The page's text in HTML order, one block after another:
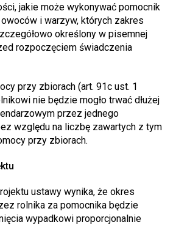
jakie może wykonywać pomocnik
i warzyw, których zakres
określony w pisemnej
rozpoczęciem świadczenia
przy zbiorach (art. 91c ust. 1
nie będzie mogło trwać dłużej
przez jednego
względu na liczbę zawartych z tym
przy zbiorach.
ustawy wynika, że okres
rolnika za pomocnika będzie
wypadkowi proporcjonalnie